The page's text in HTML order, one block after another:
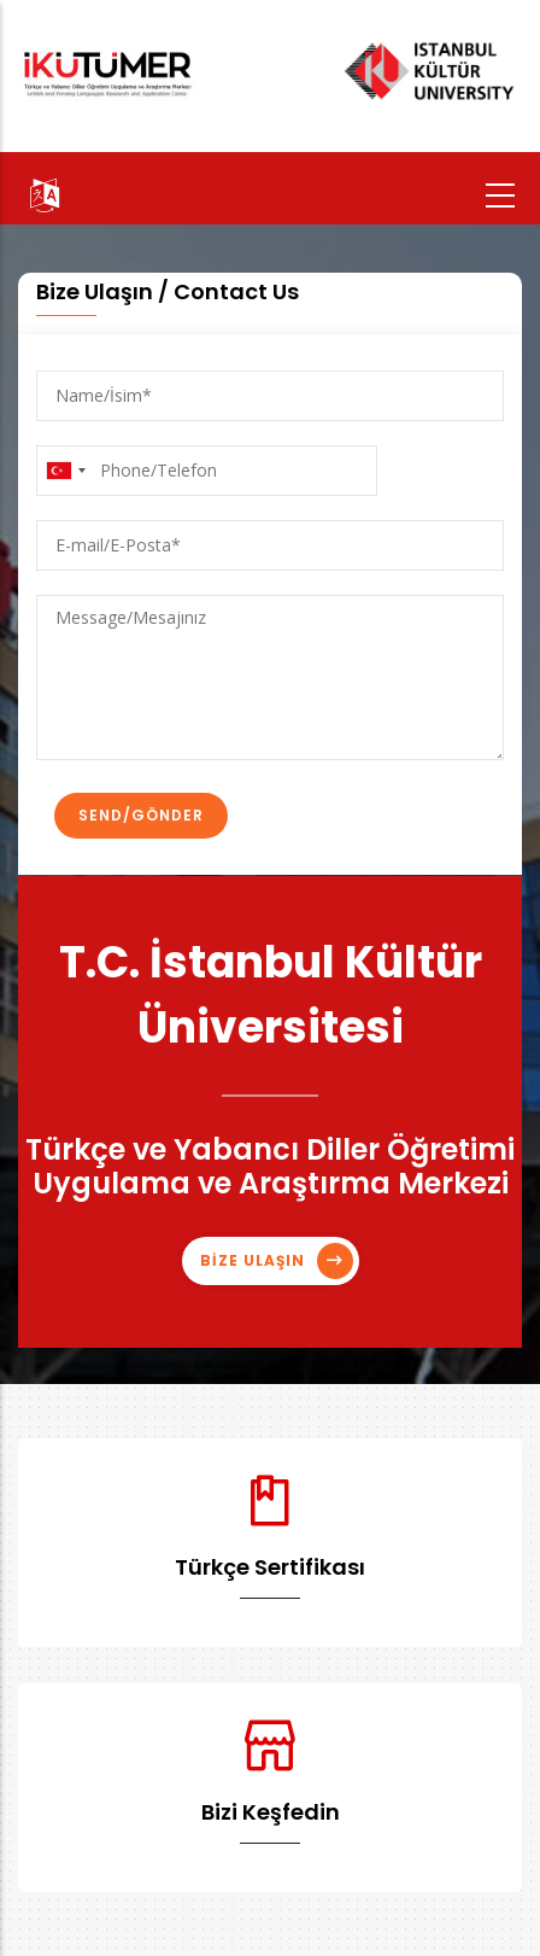
içeriğe
atla
Bize Ulaşın / Contact Us
Name/
İsim
Phone/Telefon
mail/E-
Posta
Message/Mesajınız
T.C. İstanbul Kültür
Üniversitesi
Türkçe ve Yabancı Diller Öğretimi
Uygulama ve Araştırma Merkezi
BİZE ULAŞIN
Türkçe Sertifikası
Bizi Keşfedin